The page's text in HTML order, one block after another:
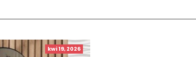
kwi 19, 2026